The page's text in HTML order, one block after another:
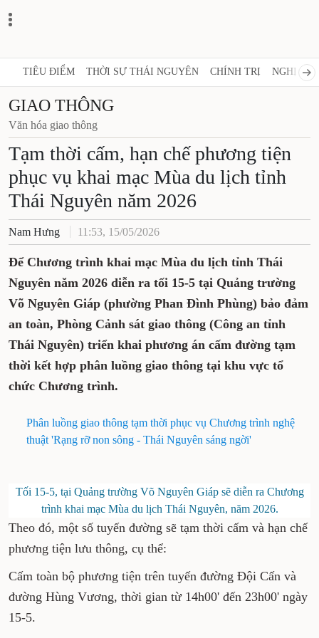
TIÊU ĐIỂM THỜI SỰ THÁI NGUYÊN CHÍNH TRỊ NGHỊ
GIAO THÔNG
Văn hóa giao thông
Tạm thời cấm, hạn chế phương tiện
phục vụ khai mạc Mùa du lịch tỉnh
Thái Nguyên năm 2026
Nam Hưng 11:53, 15/05/2026
Để Chương trình khai mạc Mùa du lịch tỉnh Thái
Nguyên năm 2026 diễn ra tối 15-5 tại Quảng trường
Võ Nguyên Giáp (phường Phan Đình Phùng) bảo đảm
an toàn, Phòng Cảnh sát giao thông (Công an tỉnh
Thái Nguyên) triển khai phương án cấm đường tạm
thời kết hợp phân luồng giao thông tại khu vực tổ
chức Chương trình.
Phân luồng giao thông tạm thời phục vụ Chương trình nghệ
thuật 'Rạng rỡ non sông - Thái Nguyên sáng ngời'
Tối 15-5, tại Quảng trường Võ Nguyên Giáp sẽ diễn ra Chương
trình khai mạc Mùa du lịch Thái Nguyên, năm 2026.
Theo đó, một số tuyến đường sẽ tạm thời cấm và hạn chế
phương tiện lưu thông, cụ thể:
Cấm toàn bộ phương tiện trên tuyến đường Đội Cấn và
đường Hùng Vương, thời gian từ 14h00' đến 23h00' ngày
15-5.